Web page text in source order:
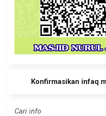
Konfirmasikan infaq
Cari info